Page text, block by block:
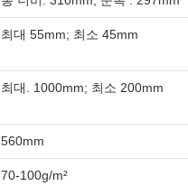
최대 55mm; 최소 45mm
최대. 1000mm; 최소 200mm
560mm
70-100g/m²